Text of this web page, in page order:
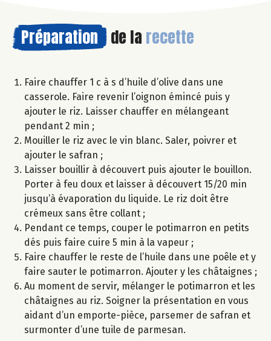
Préparation de la recette
Faire chauffer 1 c à s d’huile d’olive dans une
casserole. Faire revenir l’oignon émincé puis y
ajouter le riz. Laisser chauffer en mélangeant
pendant 2 min ;
Mouiller le riz avec le vin blanc. Saler, poivrer et
ajouter le safran ;
Laisser bouillir à découvert puis ajouter le bouillon.
Porter à feu doux et laisser à découvert 15/20 min
jusqu’à évaporation du liquide. Le riz doit être
crémeux sans être collant ;
Pendant ce temps, couper le potimarron en petits
dés puis faire cuire 5 min à la vapeur ;
Faire chauffer le reste de l’huile dans une poêle et y
faire sauter le potimarron. Ajouter y les châtaignes ;
Au moment de servir, mélanger le potimarron et les
châtaignes au riz. Soigner la présentation en vous
aidant d’un emporte-pièce, parsemer de safran et
surmonter d’une tuile de parmesan.